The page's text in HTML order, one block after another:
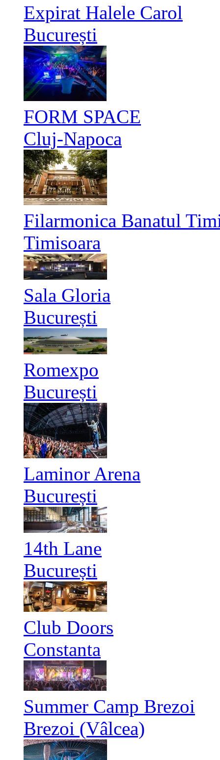
Expirat Halele Carol
București
FORM SPACE
Cluj-Napoca
Filarmonica Banatul
Timisoara
Sala Gloria
București
Romexpo
București
Laminor Arena
București
14th Lane
București
Club Doors
Constanta
Summer Camp Brezoi
Brezoi (Vâlcea)